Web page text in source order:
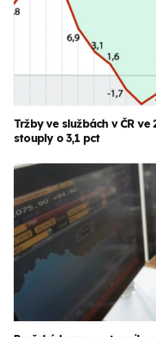
Tržby ve službách v ČR
stouply o 3,1 pct